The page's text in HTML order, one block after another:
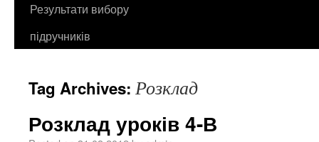
Результати вибору
підручників
Tag Archives: Розклад
Розклад уроків 4-В